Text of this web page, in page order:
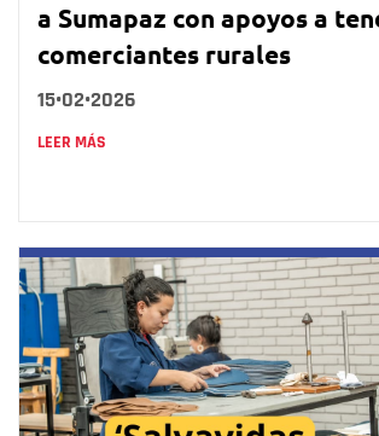
a Sumapaz con apoyos a
comerciantes rurales
15•02•2026
LEER MÁS